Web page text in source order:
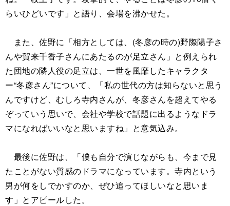
らいひどいです」と語り、会場を沸かせた。
また、佐野に「相方としては、(冬彦の時の)野際陽子さ
んや賀来千香子さんにあたるのが足立さん」と例えられ
た団地の隣人役の足立は、一世を風靡したキャラクタ
ー“冬彦さん”について、「私の世代の方は知らないと思う
んですけど、むしろ寺内さんが、冬彦さんを超えてやる
ぞっていう思いで、会社や学校で話題に出るようなドラ
マになればいいなと思いますね」と意気込み。
最後に佐野は、「僕も自分で演じながらも、今まで見
たことがない質感のドラマになっています。寺内という
男が何をしでかすのか、ぜひ追ってほしいなと思いま
す」とアピールした。